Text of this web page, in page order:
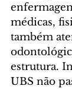
médicas,
também
estrutura.
UBS não